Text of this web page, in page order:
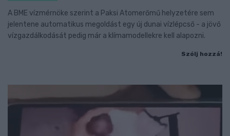
A BME vízmérnöke szerint a Paksi Atomerőmű helyzetére sem
jelentene automatikus megoldást egy új dunai vízlépcső - a jövő
vízgazdálkodását pedig már a klímamodellekre kell alapozni.
Szólj hozzá!